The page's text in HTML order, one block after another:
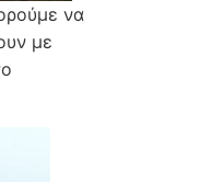
να
με